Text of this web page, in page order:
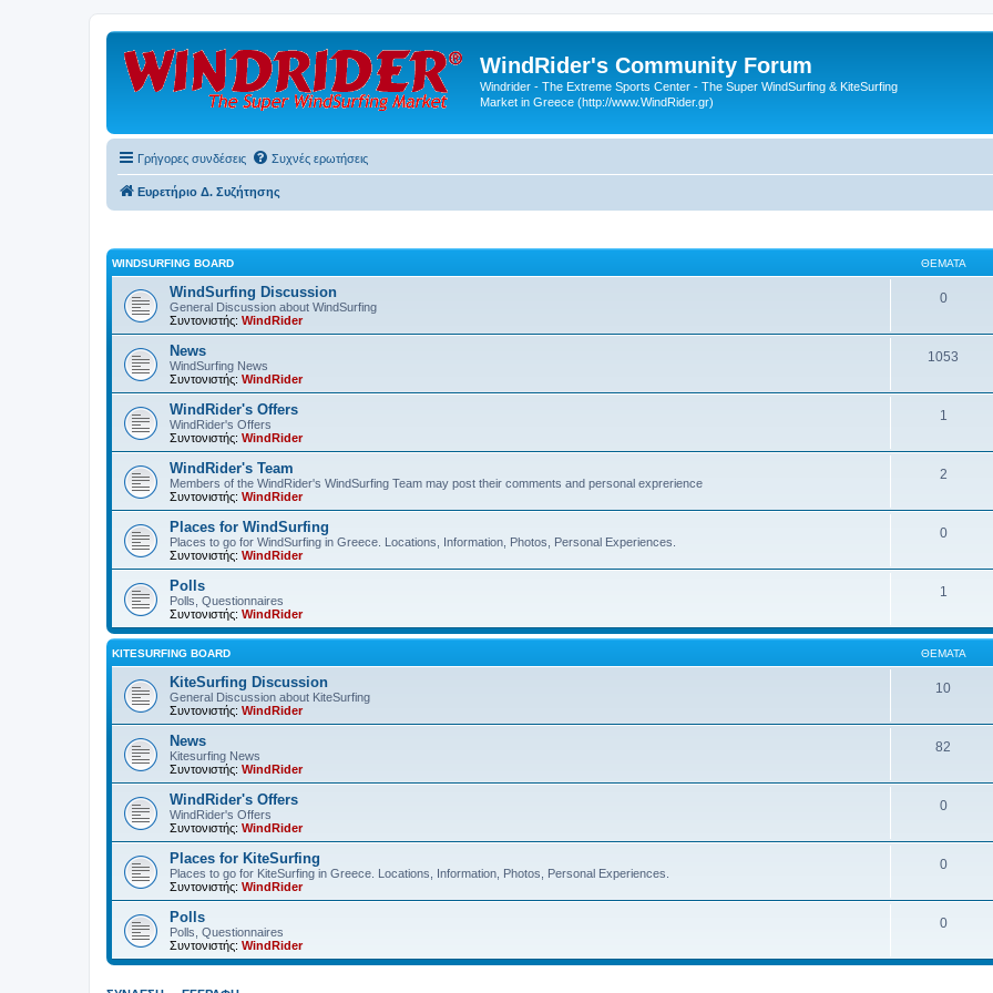
WindRider's Community Forum
Windrider - The Extreme Sports Center - The Super WindSurfing & KiteSurfing
Market in Greece (http://www.WindRider.gr)
Γρήγορες συνδέσεις Συχνές ερωτήσεις
Ευρετήριο Δ. Συζήτησης
WINDSURFING BOARD ΘΈΜΑΤΑ
WindSurfing Discussion
General Discussion about WindSurfing
Συντονιστής: WindRider
0
News
WindSurfing News
Συντονιστής: WindRider
1053
WindRider's Offers
WindRider's Offers
Συντονιστής: WindRider
1
WindRider's Team
Members of the WindRider's WindSurfing Team may post their comments and personal exprerience
Συντονιστής: WindRider
2
Places for WindSurfing
Places to go for WindSurfing in Greece. Locations, Information, Photos, Personal Experiences.
Συντονιστής: WindRider
0
Polls
Polls, Questionnaires
Συντονιστής: WindRider
1
KITESURFING BOARD ΘΈΜΑΤΑ
KiteSurfing Discussion
General Discussion about KiteSurfing
Συντονιστής: WindRider
10
News
Kitesurfing News
Συντονιστής: WindRider
82
WindRider's Offers
WindRider's Offers
Συντονιστής: WindRider
0
Places for KiteSurfing
Places to go for KiteSurfing in Greece. Locations, Information, Photos, Personal Experiences.
Συντονιστής: WindRider
0
Polls
Polls, Questionnaires
Συντονιστής: WindRider
0